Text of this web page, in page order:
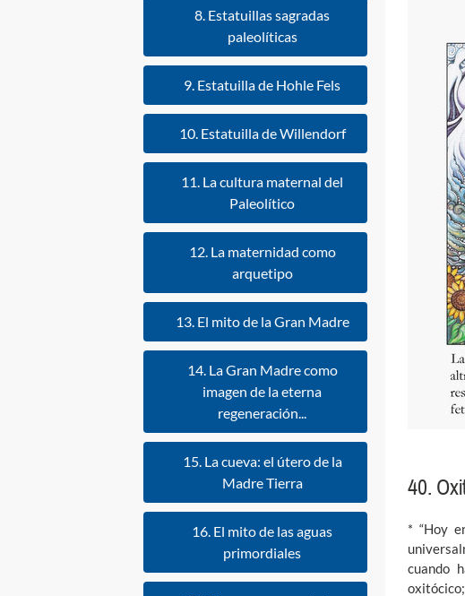
40.
* “Hoy
cuando
8. Estatuillas sagradas
paleolíticas
9. Estatuilla de Hohle Fels
10. Estatuilla de Willendorf
11. La cultura maternal del
Paleolítico
12. La maternidad como
arquetipo
13. El mito de la Gran Madre
14. La Gran Madre como
imagen de la eterna
regeneración...
15. La cueva: el útero de la
Madre Tierra
16. El mito de las aguas
primordiales